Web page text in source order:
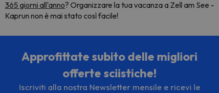
365 giorni all'anno? Organizzare la tua vacanza a Zell am See -
Kaprun non è mai stato così facile!
Approfittate subito delle migliori
offerte sciistiche!
Iscriviti alla nostra Newsletter mensile e ricevi le